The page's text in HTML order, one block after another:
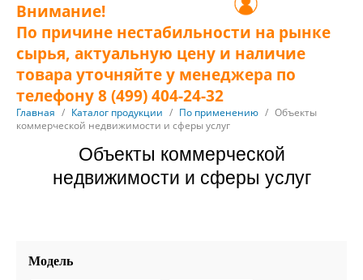
Внимание!
По причине нестабильности на рынке
сырья, актуальную цену и наличие
товара уточняйте у менеджера по
телефону 8 (499) 404-24-32
Главная / Каталог продукции / По применению / Объекты
коммерческой недвижимости и сферы услуг
Объекты коммерческой
недвижимости и сферы услуг
Модель